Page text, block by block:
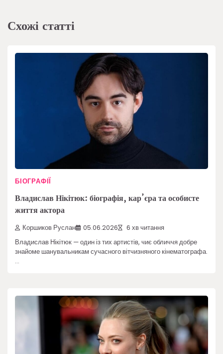
Схожі статті
БІОГРАФІЇ
Владислав Нікітюк: біографія, кар’єра та особисте
життя актора
Коршиков Руслан 05.06.2026 6 хв читання
Владислав Нікітюк — один із тих артистів, чиє обличчя добре
знайоме шанувальникам сучасного вітчизняного кінематографа.
…